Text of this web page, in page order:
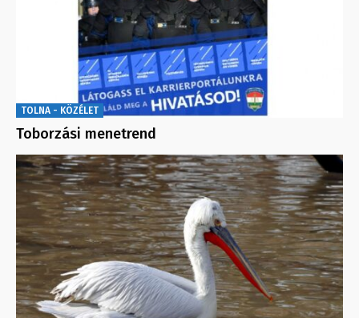
TOLNA - KÖZÉLET
Toborzási menetrend